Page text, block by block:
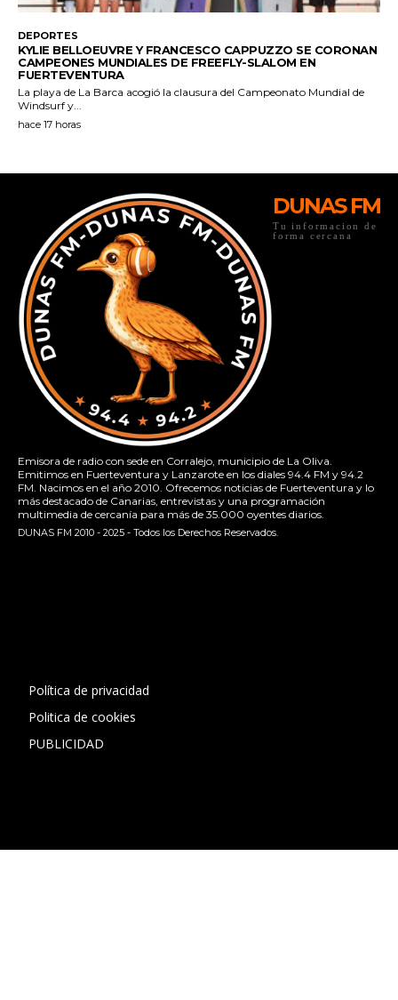
DUNAS FM
Tu informacion de
forma cercana
Emisora de radio con sede en Corralejo, municipio de La Oliva.
Emitimos en Fuerteventura y Lanzarote en los diales 94.4 FM y 94.2
FM. Nacimos en el año 2010. Ofrecemos noticias de Fuerteventura y lo
más destacado de Canarias, entrevistas y una programación
multimedia de cercanía para más de 35.000 oyentes diarios.
DUNAS FM 2010 - 2025 - Todos los Derechos Reservados.
Política de privacidad
Politica de cookies
PUBLICIDAD